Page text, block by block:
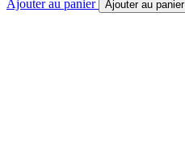
Ajouter au panier Ajouter au panier